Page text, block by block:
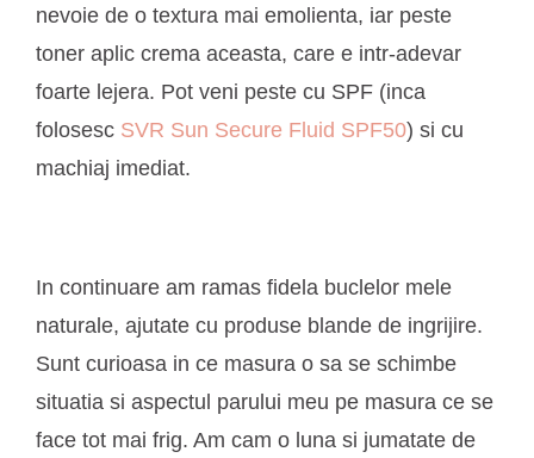
nevoie de o textura mai emolienta, iar peste
toner aplic crema aceasta, care e intr-adevar
foarte lejera. Pot veni peste cu SPF (inca
folosesc SVR Sun Secure Fluid SPF50) si cu
machiaj imediat.
In continuare am ramas fidela buclelor mele
naturale, ajutate cu produse blande de ingrijire.
Sunt curioasa in ce masura o sa se schimbe
situatia si aspectul parului meu pe masura ce se
face tot mai frig. Am cam o luna si jumatate de